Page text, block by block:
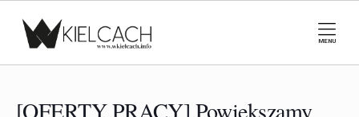
MENU
[OFERTY PRACY] Powiększamy